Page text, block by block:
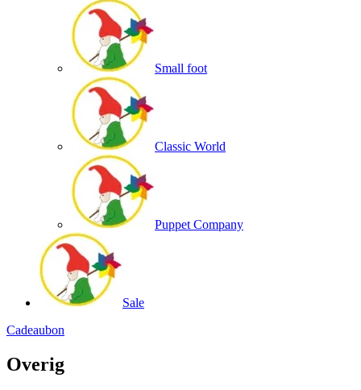
Small foot
Classic World
Puppet Company
Sale
Cadeaubon
Overig